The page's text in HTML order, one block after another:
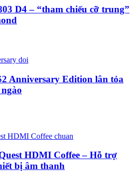
D4 – “tham chiếu cỡ trung”
Anniversary Edition lân tỏa
HDMI Coffee – Hỗ trợ
bị âm thanh